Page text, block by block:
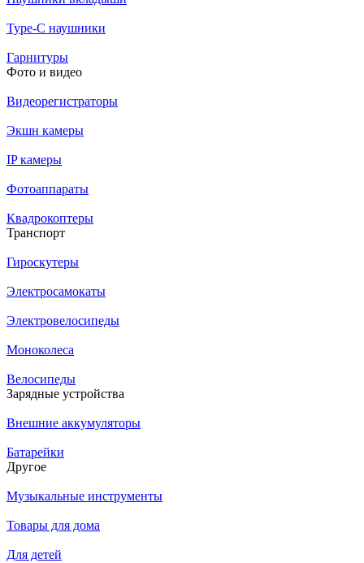
Type-C наушники
Гарнитуры
Фото и видео
Видеорегистраторы
Экшн камеры
IP камеры
Фотоаппараты
Квадрокоптеры
Транспорт
Гироскутеры
Электросамокаты
Электровелосипеды
Моноколеса
Велосипеды
Зарядные устройства
Внешние аккумуляторы
Батарейки
Другое
Музыкальные инструменты
Товары для дома
Для детей